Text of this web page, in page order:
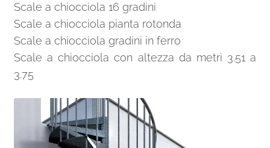
Scale a chiocciola 16 gradini
Scale a chiocciola pianta rotonda
Scale a chiocciola gradini in ferro
Scale a chiocciola con altezza da metri 3.51 a
3.75